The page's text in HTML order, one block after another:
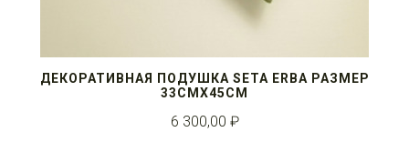
ДЕКОРАТИВНАЯ ПОДУШКА SETA ERBA РАЗМЕР
33СМX45СМ
6 300,00 ₽